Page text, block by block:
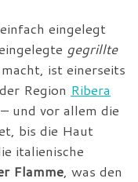
eingelegt
gegrillte
ist einerseits
Region Ribera
und vor allem die
bis die Haut
italienische
Flamme, was den